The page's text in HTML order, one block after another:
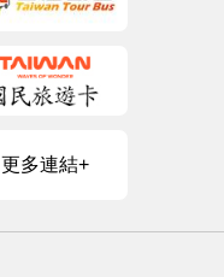
更多連結+